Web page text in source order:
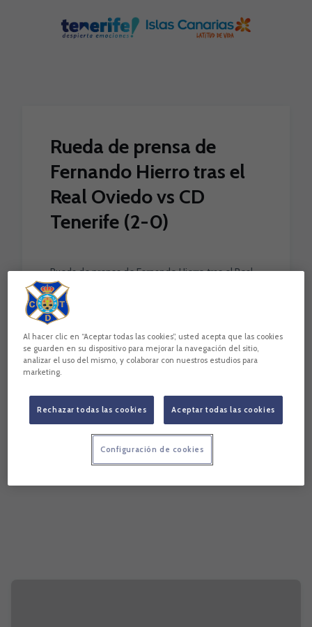
Rueda de prensa de
Fernando Hierro tras el
Real Oviedo vs CD
Tenerife (2-0)
Rueda de prensa de Fernando Hierro tras el Real
Oviedo vs CD Tenerife (2-0)
Al hacer clic en “Aceptar todas las cookies”, usted acepta que las cookies
se guarden en su dispositivo para mejorar la navegación del sitio,
analizar el uso del mismo, y colaborar con nuestros estudios para
marketing.
Rechazar todas las cookies Aceptar todas las cookies
Configuración de cookies